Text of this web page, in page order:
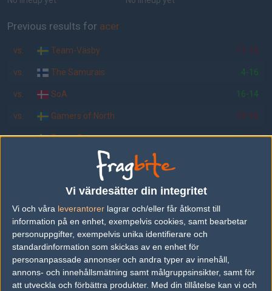
Vi värdesätter din integritet
Vi och våra leverantorer lagrar och/eller får åtkomst till
information på en enhet, exempelvis cookies, samt bearbetar
personuppgifter, exempelvis unika identifierare och
standardinformation som skickas av en enhet för
personanpassade annonser och andra typer av innehåll,
annons- och innehållsmätning samt målgruppsinsikter, samt för
att utveckla och förbättra produkter. Med din tillåtelse kan vi och
Previous results for acer
vs. Team-Väsby 11-16
vs. The Samurais 4-16
vs. SoA 16-14
vs. Gamers of North 13-16
vs. Team-Orion 16-8
hippopotamus
Previous results forgameWard
Inga tidigare resultat.
Tipset
Du måste vara inloggad för att kunna satsa våra vackra bites på en
match. Har du inget konto?Registrera dignu, snabbt och smärtfritt!
acer gameWard